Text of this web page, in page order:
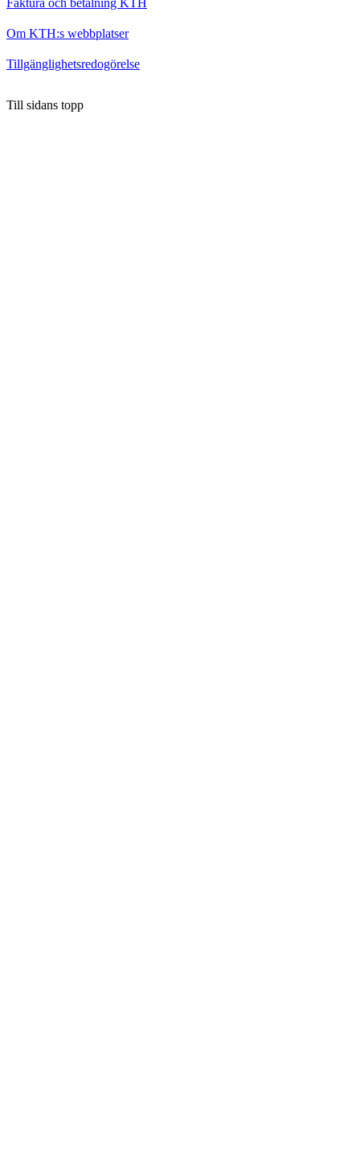
Om KTH:s webbplatser
Tillgänglighetsredogörelse
Till sidans topp